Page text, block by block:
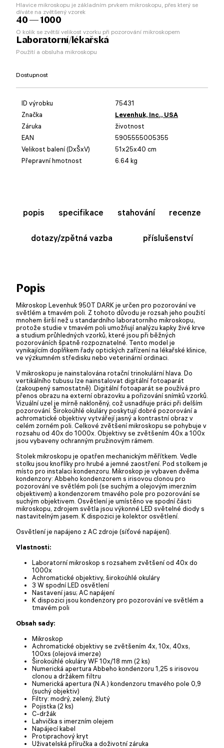
Hlavice mikroskopu je základním prvkem mikroskopu, přes který se
díváte na zvětšený vzorek
40 — 1000
O kolik se zvětší velikost vzorku při pozorování mikroskopem
Laboratorní/lékařská
Použití a obsluha mikroskopu
Dostupnost
ID výrobku
75431
Značka
Levenhuk, Inc., USA
Záruka
životnost
EAN
5905555005355
Velikost balení (DxŠxV)
51x25x40 cm
Přepravní hmotnost
6.64 kg
popis specifikace stahování recenze
dotazy/zpětná vazba příslušenství
Popis
Mikroskop Levenhuk 950T DARK je určen pro pozorování ve
světlém a tmavém poli. Z tohoto důvodu je rozsah jeho použití
mnohem širší než u standardního laboratorního mikroskopu,
protože studie v tmavém poli umožňují analýzu kapky živé krve
a studium průhledných vzorků, které jsou při běžných
pozorováních špatně rozpoznatelné. Tento model je
vynikajícím doplňkem řady optických zařízení na lékařské klinice,
ve výzkumném středisku nebo veterinární ordinaci.
V mikroskopu je nainstalována rotační trinokulární hlava. Do
vertikálního tubusu lze nainstalovat digitální fotoaparát
(zakoupený samostatně). Digitální fotoaparát se používá pro
přenos obrazu na externí obrazovku a pořizování snímků vzorků.
Vizuální uzel je mírně nakloněný, což usnadňuje práci při delším
pozorování. Širokoúhlé okuláry poskytují dobré pozorování a
achromatické objektivy vytvářejí jasný a kontrastní obraz v
celém zorném poli. Celkové zvětšení mikroskopu se pohybuje v
rozsahu od 40x do 1000x. Objektivy se zvětšením 40x a 100x
jsou vybaveny ochranným pružinovým rámem.
Stolek mikroskopu je opatřen mechanickým měřítkem. Vedle
stolku jsou knoflíky pro hrubé a jemné zaostření. Pod stolkem je
místo pro instalaci kondenzoru. Mikroskop je vybaven dvěma
kondenzory: Abbeho kondenzorem s irisovou clonou pro
pozorování ve světlém poli (se suchým a olejovým imerzním
objektivem) a kondenzorem tmavého pole pro pozorování se
suchým objektivem. Osvětlení je umístěno ve spodní části
mikroskopu, zdrojem světla jsou výkonné LED světelné diody s
nastavitelným jasem. K dispozici je kolektor osvětlení.
Osvětlení je napájeno z AC zdroje (síťové napájení).
Vlastnosti:
Laboratorní mikroskop s rozsahem zvětšení od 40x do
1000x
Achromatické objektivy, širokoúhlé okuláry
3 W spodní LED osvětlení
Nastavení jasu; AC napájení
K dispozici jsou kondenzory pro pozorování ve světlém a
tmavém poli
Obsah sady:
Mikroskop
Achromatické objektivy se zvětšením 4x, 10x, 40xs,
100xs (olejová imerze)
Širokoúhlé okuláry WF 10x/18 mm (2 ks)
Numerická apertura Abbeho kondenzoru 1,25 s irisovou
clonou a držákem filtru
Numerická apertura (N.A.) kondenzoru tmavého pole 0,9
(suchý objektiv)
Filtry: modrý, zelený, žlutý
Pojistka (2 ks)
C-držák
Lahvička s imerzním olejem
Napájecí kabel
Protiprachový kryt
Uživatelská příručka a doživotní záruka